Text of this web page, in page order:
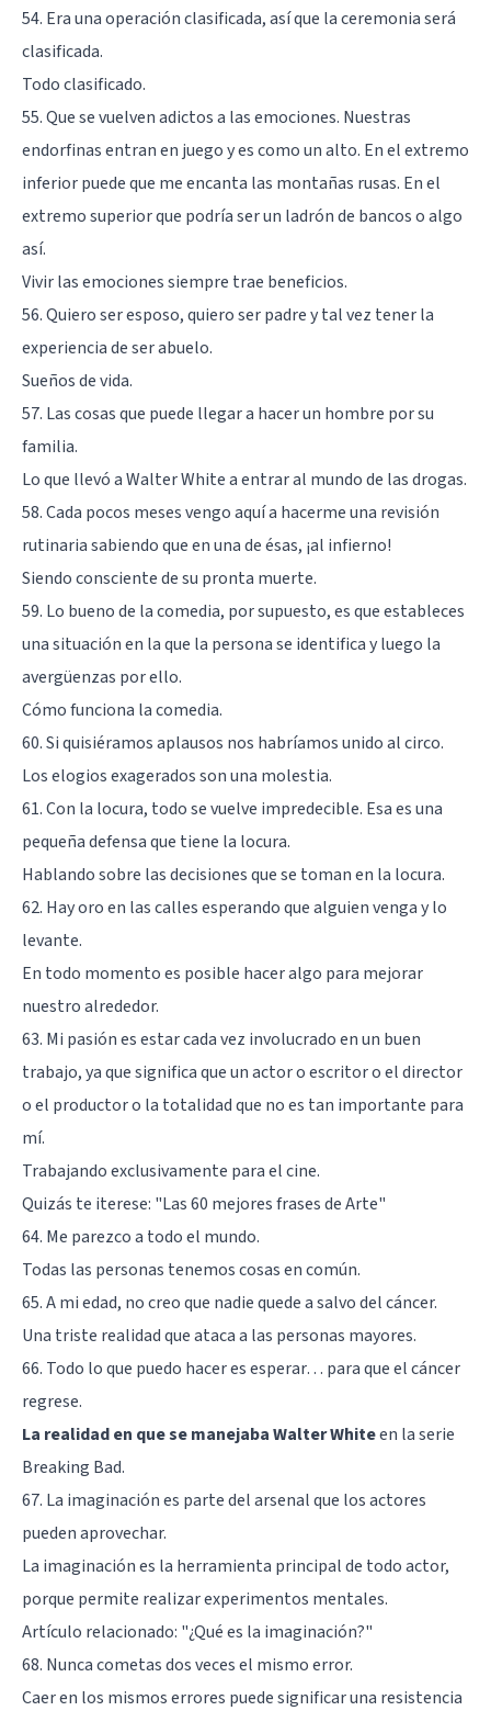
54. Era una operación clasificada, así que la ceremonia será
clasificada.
Todo clasificado.
55. Que se vuelven adictos a las emociones. Nuestras
endorfinas entran en juego y es como un alto. En el extremo
inferior puede que me encanta las montañas rusas. En el
extremo superior que podría ser un ladrón de bancos o algo
así.
Vivir las emociones siempre trae beneficios.
56. Quiero ser esposo, quiero ser padre y tal vez tener la
experiencia de ser abuelo.
Sueños de vida.
57. Las cosas que puede llegar a hacer un hombre por su
familia.
Lo que llevó a Walter White a entrar al mundo de las drogas.
58. Cada pocos meses vengo aquí a hacerme una revisión
rutinaria sabiendo que en una de ésas, ¡al infierno!
Siendo consciente de su pronta muerte.
59. Lo bueno de la comedia, por supuesto, es que estableces
una situación en la que la persona se identifica y luego la
avergüenzas por ello.
Cómo funciona la comedia.
60. Si quisiéramos aplausos nos habríamos unido al circo.
Los elogios exagerados son una molestia.
61. Con la locura, todo se vuelve impredecible. Esa es una
pequeña defensa que tiene la locura.
Hablando sobre las decisiones que se toman en la locura.
62. Hay oro en las calles esperando que alguien venga y lo
levante.
En todo momento es posible hacer algo para mejorar
nuestro alrededor.
63. Mi pasión es estar cada vez involucrado en un buen
trabajo, ya que significa que un actor o escritor o el director
o el productor o la totalidad que no es tan importante para
mí.
Trabajando exclusivamente para el cine.
Quizás te iterese: "Las 60 mejores frases de Arte"
64. Me parezco a todo el mundo.
Todas las personas tenemos cosas en común.
65. A mi edad, no creo que nadie quede a salvo del cáncer.
Una triste realidad que ataca a las personas mayores.
66. Todo lo que puedo hacer es esperar… para que el cáncer
regrese.
La realidad en que se manejaba Walter Whiteen la serie
Breaking Bad.
67. La imaginación es parte del arsenal que los actores
pueden aprovechar.
La imaginación es la herramienta principal de todo actor,
porque permite realizar experimentos mentales.
Artículo relacionado: "¿Qué es la imaginación?"
68. Nunca cometas dos veces el mismo error.
Caer en los mismos errores puede significar una resistencia